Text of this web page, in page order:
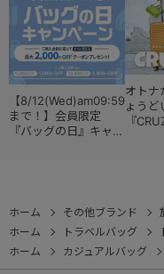
【8/12(Wed)am09:59
まで！】会員限定
『バッグの日』キャン
オトナ
ょうど
『
ホーム その他ブランド
ホーム
トラベルバッグ
ホーム
カジュアルバッグ